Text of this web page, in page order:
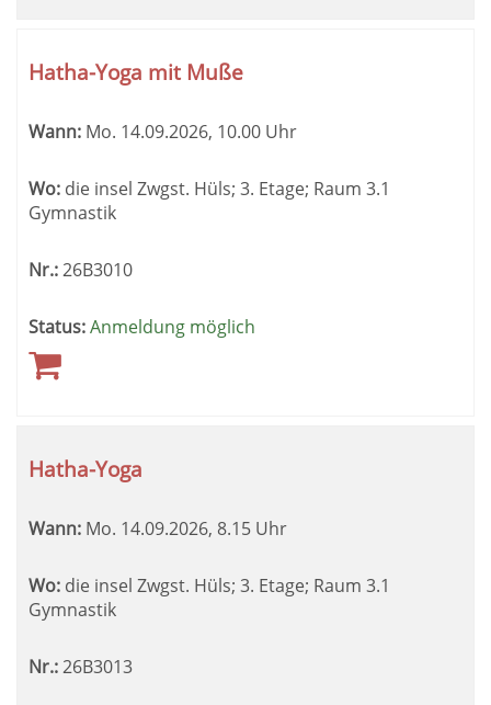
Hatha-Yoga mit Muße
Wann: Mo. 14.09.2026, 10.00 Uhr
Wo: die insel Zwgst. Hüls; 3. Etage; Raum 3.1
Gymnastik
Nr.:26B3010
Status:Anmeldung möglich
Hatha-Yoga
Wann: Mo. 14.09.2026, 8.15 Uhr
Wo: die insel Zwgst. Hüls; 3. Etage; Raum 3.1
Gymnastik
Nr.:26B3013